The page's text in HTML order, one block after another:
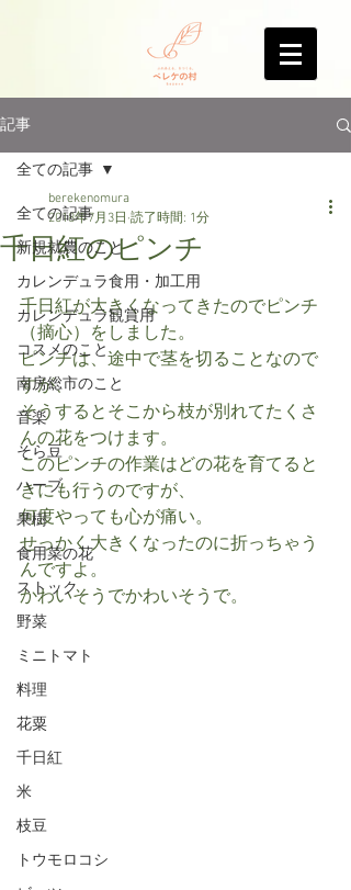
記事
全ての記事
新規就農のこと
カレンデュラ食用・加工用
カレンデュラ観賞用
コスメのこと
南房総市のこと
音楽
そら豆
ハーブ
果樹
食用菜の花
ストック
野菜
ミニトマト
料理
花粟
千日紅
米
枝豆
トウモロコシ
全ての記事
千日紅のピンチ
berekenomura
2018年7月3日 読了時間: 1分
千日紅が大きくなってきたのでピンチ
（摘心）をしました。
ピンチは、途中で茎を切ることなので
すが、
そうするとそこから枝が別れてたくさ
んの花をつけます。
このピンチの作業はどの花を育てると
きにも行うのですが、
何度やっても心が痛い。
せっかく大きくなったのに折っちゃう
んですよ。
かわいそうでかわいそうで。